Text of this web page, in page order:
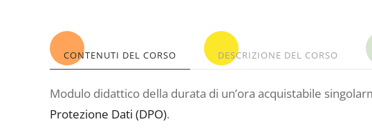
CONTENUTI DEL CORSO DESCRIZIONE DEL CORSO
Modulo didattico della durata di un’ora acquistabile
Protezione Dati (DPO).